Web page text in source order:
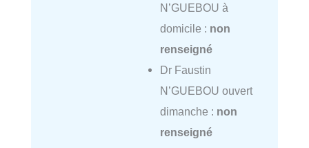
N’GUEBOU à
domicile : non
renseigné
Dr Faustin
N’GUEBOU ouvert
dimanche : non
renseigné